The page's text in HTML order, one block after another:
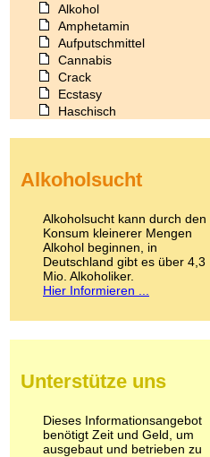
Alkohol
Amphetamin
Aufputschmittel
Cannabis
Crack
Ecstasy
Haschisch
Kokain
LSD
Marihuana
Medikamente
Meskalin
Metamphetamin
Methadon
Pilze
Psychopharmaka
Schlafmittel
Schmerzmittel
Alkoholsucht
Alkoholsucht kann durch den
Konsum kleinerer Mengen
Alkohol beginnen, in
Deutschland gibt es über 4,3
Mio. Alkoholiker.
Hier Informieren ...
Unterstütze uns
Dieses Informationsangebot
benötigt Zeit und Geld, um
ausgebaut und betrieben zu